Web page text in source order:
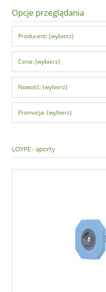
Opcje przeglądania
Producent: (wybierz)
Cena: (wybierz)
Nowość: (wybierz)
Promocja: (wybierz)
LOYPE - aporty